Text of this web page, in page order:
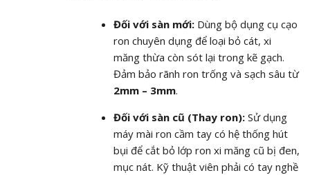
Đối với sàn mới:Dùng bộ dụng cụ cạo
ron chuyên dụng để loại bỏ cát, xi
măng thừa còn sót lại trong kẽ gạch.
Đảm bảo rãnh ron trống và sạch sâu từ
2mm – 3mm.
Đối với sàn cũ (Thay ron):Sử dụng
máy mài ron cầm tay có hệ thống hút
bụi để cắt bỏ lớp ron xi măng cũ bị đen,
mục nát. Kỹ thuật viên phải có tay nghề